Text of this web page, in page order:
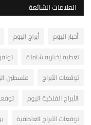
العلامات الشائعة
أخبار اليوم أبراج اليوم
تغطية إخبارية شاملة
توقعات الأبراج
فلسطين
الأبراج الفلكية اليوم
توقعات الأبراج العاطفية